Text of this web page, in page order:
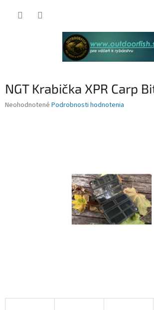
NGT Krabička XPR Carp
Priemerné
Neohodnotené Podrobnosti hodnotenia